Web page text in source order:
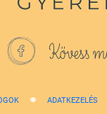
Kövess
ADATKEZELÉS